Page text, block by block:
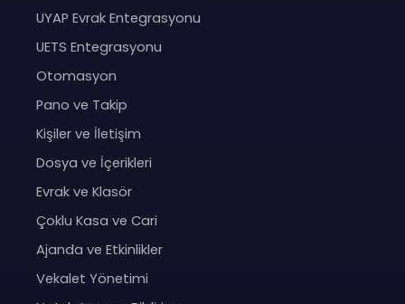
UYAP Evrak Entegrasyonu
UETS Entegrasyonu
Otomasyon
Pano ve Takip
Kişiler ve İletişim
Dosya ve İçerikleri
Evrak ve Klasör
Çoklu Kasa ve Cari
Ajanda ve Etkinlikler
Vekalet Yönetimi